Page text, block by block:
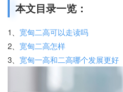
本文目录一览：
1、 宽甸二高可以走读吗
2、 宽甸二高怎样
3、 宽甸一高和二高哪个发展更好